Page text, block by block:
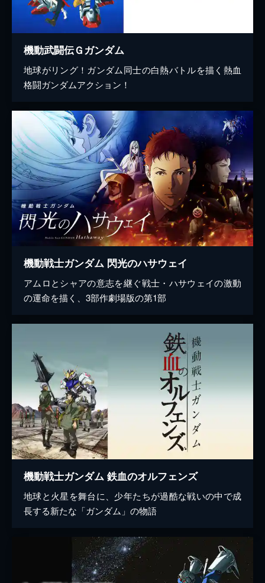
機動武闘伝Ｇガンダム
地球がリング！ガンダム同士の白熱バトルを描く熱血
格闘ガンダムアクション！
機動戦士ガンダム 閃光のハサウェイ
アムロとシャアの意志を継ぐ戦士・ハサウェイの激動
の運命を描く、3部作劇場版の第1部
機動戦士ガンダム 鉄血のオルフェンズ
地球と火星を舞台に、少年たちが過酷な戦いの中で成
長する新たな「ガンダム」の物語